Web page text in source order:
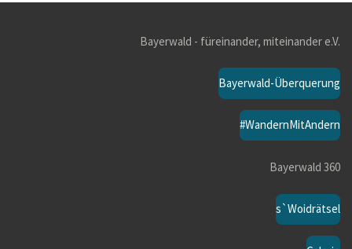
Bayerwald - füreinander, miteinander e.V.
Bayerwald-Überquerung
#WandernMitAndern
Bayerwald 360
s`Woidrätsel